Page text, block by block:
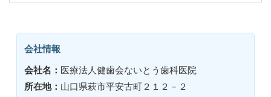
会社情報
会社名： 医療法人健歯会ないとう歯科医院
所在地： 山口県萩市平安古町２１２－２